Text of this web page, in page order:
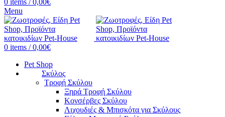
0 items / 0,00€
Menu
0 items / 0,00€
Pet Shop
Σκύλος
Τροφή Σκύλου
Ξηρά Τροφή Σκύλου
Κονσέρβες Σκύλου
Λιχουδιές & Μπισκότα για Σκύλους